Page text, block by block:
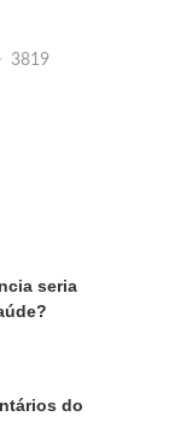
3819
seria
do